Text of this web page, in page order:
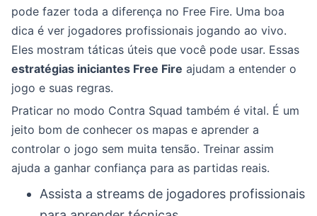
pode fazer toda a diferença no Free Fire. Uma boa
dica é ver jogadores profissionais jogando ao vivo.
Eles mostram táticas úteis que você pode usar. Essas
estratégias iniciantes Free Fire ajudam a entender o
jogo e suas regras.
Praticar no modo Contra Squad também é vital. É um
jeito bom de conhecer os mapas e aprender a
controlar o jogo sem muita tensão. Treinar assim
ajuda a ganhar confiança para as partidas reais.
Assista a streams de jogadores profissionais